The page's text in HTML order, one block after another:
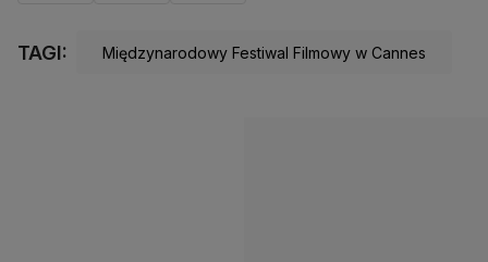
TAGI: Międzynarodowy Festiwal Filmowy w Cannes